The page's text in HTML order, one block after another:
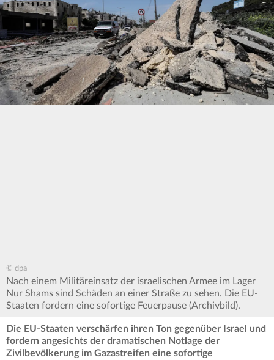
© dpa
Nach einem Militäreinsatz der israelischen Armee im Lager
Nur Shams sind Schäden an einer Straße zu sehen. Die EU-
Staaten fordern eine sofortige Feuerpause (Archivbild).
Die EU-Staaten verschärfen ihren Ton gegenüber Israel und
fordern angesichts der dramatischen Notlage der
Zivilbevölkerung im Gazastreifen eine sofortige